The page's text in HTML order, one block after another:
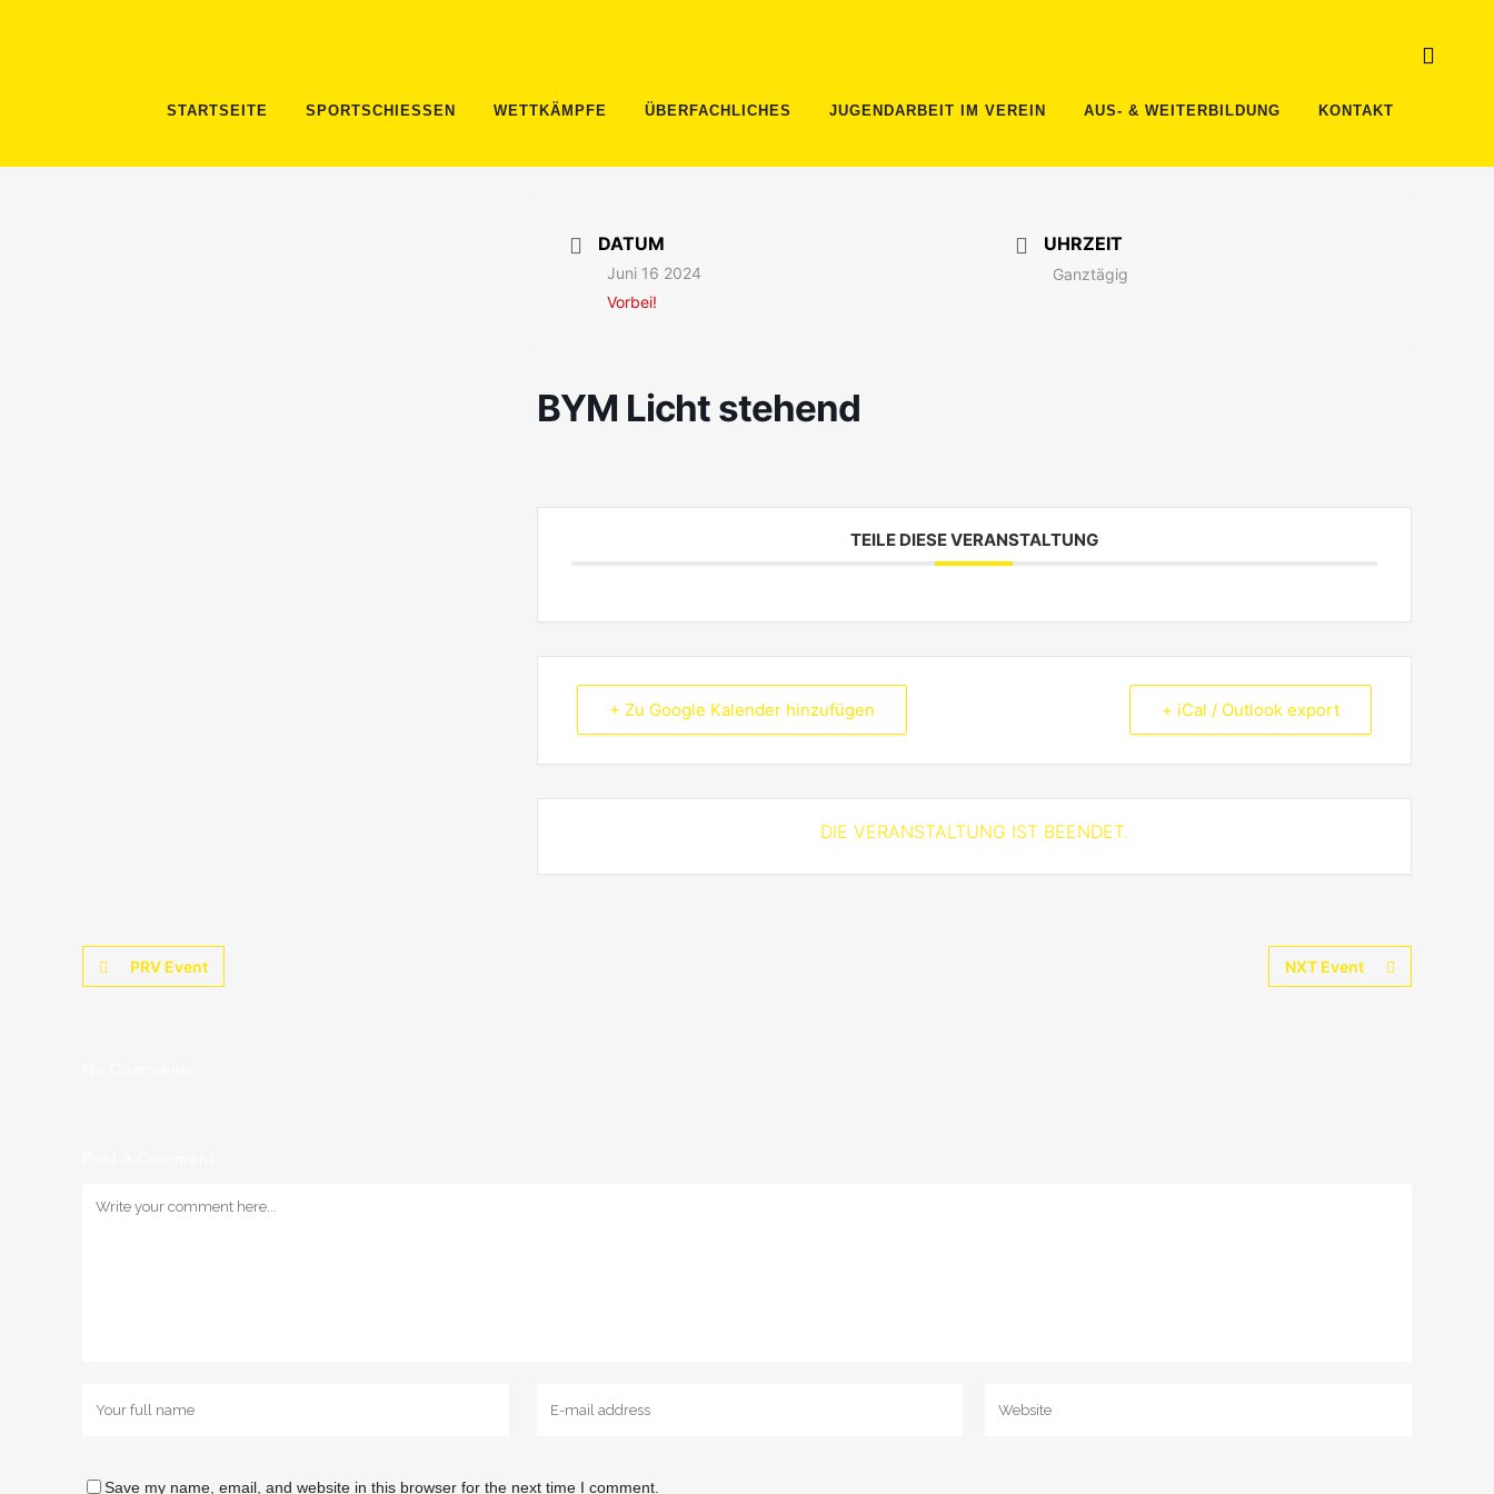
STARTSEITE SPORTSCHIESSEN WETTKÄMPFE ÜBERFACHLICHES JUGENDARBEIT IM VEREIN AUS- & WEITERBILDUNG KONTAKT
DATUM
Juni 16 2024
Vorbei!
UHRZEIT
Ganztägig
BYM Licht stehend
TEILE DIESE VERANSTALTUNG
+ Zu Google Kalender hinzufügen + iCal / Outlook export
DIE VERANSTALTUNG IST BEENDET.
PRV Event NXT Event
Save my name, email, and website in this browser for the next time I comment.